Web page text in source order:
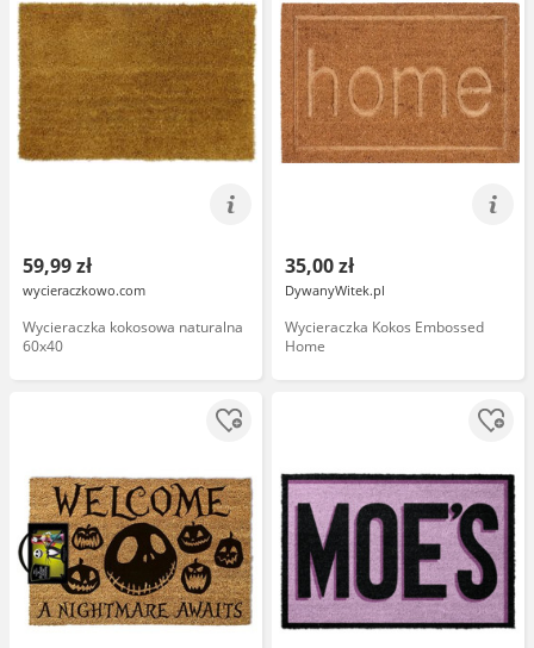
59,99 zł
wycieraczkowo.com
Wycieraczka kokosowa naturalna
60x40
35,00 zł
DywanyWitek.pl
Wycieraczka Kokos Embossed
Home